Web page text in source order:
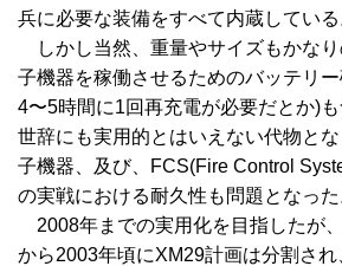
兵に必要な装備をすべて内蔵している
しかし当然、重量やサイズもかな
子機器を稼働させるためのバッテリ
4〜5時間に1回再充電が必要だとか)
世辞にも実用的とはいえない代物と
子機器、及び、FCS(Fire Control
の実戦における耐久性も問題となった
2008年までの実用化を目指したが
から2003年頃にXM29計画は分割さ